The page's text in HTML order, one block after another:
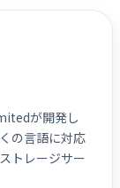
が開発し
の言語に対応
トレージサー